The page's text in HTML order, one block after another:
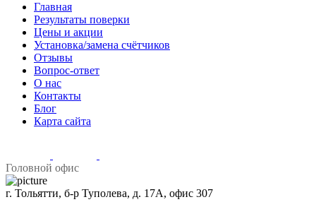
Главная
Результаты поверки
Цены и акции
Установка/замена счётчиков
Отзывы
Вопрос-ответ
О нас
Контакты
Блог
Карта сайта
Головной офис
г. Тольятти, б-р Туполева, д. 17А, офис 307